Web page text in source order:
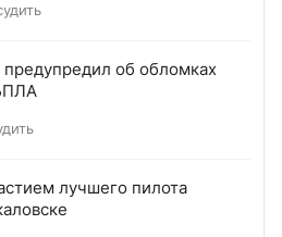
об обломках
лучшего пилота